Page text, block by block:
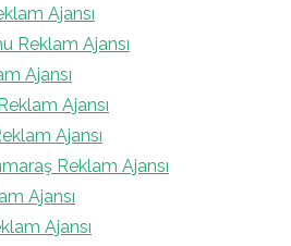
Ajansı
Reklam Ajansı
Ajansı
Ajansı
Ajansı
Reklam Ajansı
Ajansı
Ajansı